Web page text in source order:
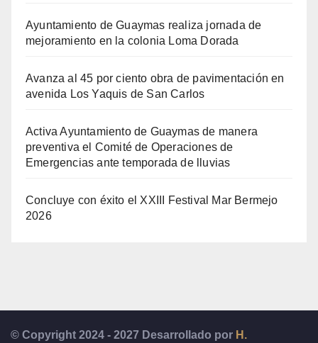
Ayuntamiento de Guaymas realiza jornada de
mejoramiento en la colonia Loma Dorada
Avanza al 45 por ciento obra de pavimentación en
avenida Los Yaquis de San Carlos
Activa Ayuntamiento de Guaymas de manera
preventiva el Comité de Operaciones de
Emergencias ante temporada de lluvias
Concluye con éxito el XXIII Festival Mar Bermejo
2026
© Copyright 2024 - 2027 Desarrollado por H.